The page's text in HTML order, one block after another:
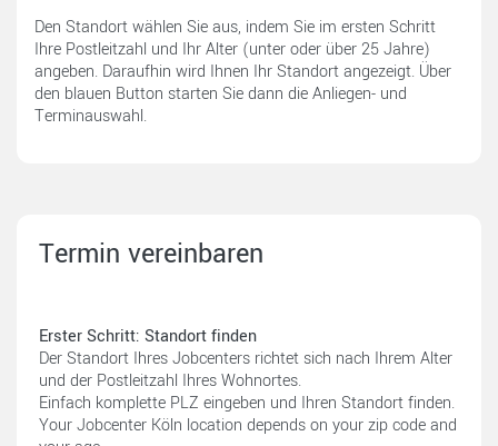
Den Standort wählen Sie aus, indem Sie im ersten Schritt
Ihre Postleitzahl und Ihr Alter (unter oder über 25 Jahre)
angeben. Daraufhin wird Ihnen Ihr Standort angezeigt. Über
den blauen Button starten Sie dann die Anliegen- und
Terminauswahl.
Termin vereinbaren
Erster Schritt: Standort finden
Der Standort Ihres Jobcenters richtet sich nach Ihrem Alter
und der Postleitzahl Ihres Wohnortes.
Einfach komplette PLZ eingeben und Ihren Standort finden.
Your Jobcenter Köln location depends on your zip code and